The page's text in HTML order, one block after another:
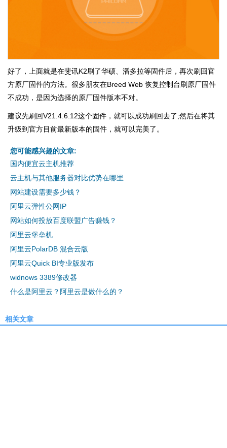
好了，上面就是在斐讯K2刷了华硕、潘多拉等固件后，再次刷回官
方原厂固件的方法。很多朋友在Breed Web 恢复控制台刷原厂固件
不成功，是因为选择的原厂固件版本不对。
建议先刷回V21.4.6.12这个固件，就可以成功刷回去了;然后在将其
升级到官方目前最新版本的固件，就可以完美了。
您可能感兴趣的文章:
国内便宜云主机推荐
云主机与其他服务器对比优势在哪里
网站建设需要多少钱？
阿里云弹性公网IP
网站如何投放百度联盟广告赚钱？
阿里云堡垒机
阿里云PolarDB 混合云版
阿里云Quick BI专业版发布
widnows 3389修改器
什么是阿里云？阿里云是做什么的？
相关文章